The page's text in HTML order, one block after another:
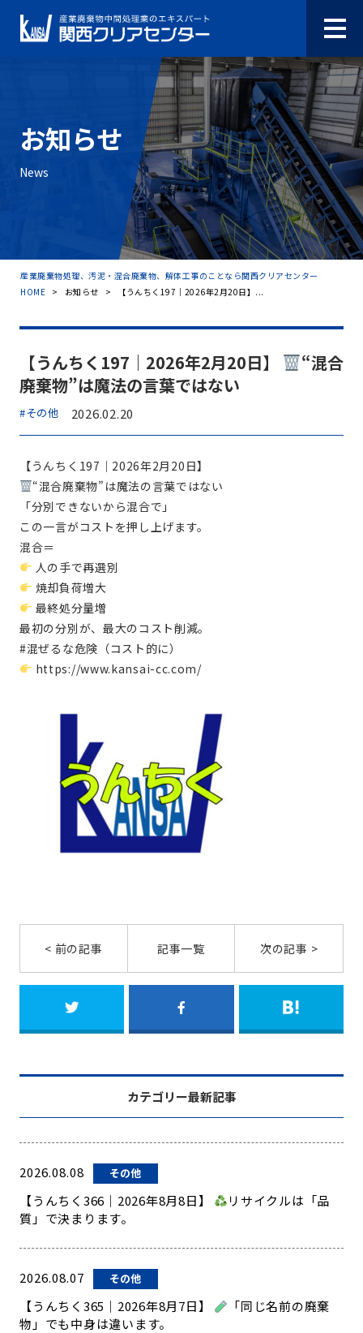
お知らせ
News
産業廃棄物処理、汚泥・混合廃棄物、解体工事のことなら関西クリアセンター
HOME > お知らせ > 【うんちく197｜2026年2月20日】...
【うんちく197｜2026年2月20日】
“混合
廃棄物”は魔法の言葉ではない
#その他 2026.02.20
【うんちく197｜2026年2月20日】
“混合廃棄物”は魔法の言葉ではない
「分別できないから混合で」
この一言がコストを押し上げます。
混合＝
人の手で再選別
焼却負荷増大
最終処分量増
最初の分別が、最大のコスト削減。
#混ぜるな危険（コスト的に）
https://www.kansai-cc.com/
< 前の記事 記事一覧 次の記事 >
カテゴリー最新記事
2026.08.08 その他
【うんちく366｜2026年8月8日】
リサイクルは「品
質」で決まります。
2026.08.07 その他
【うんちく365｜2026年8月7日】
「同じ名前の廃棄
物」でも中身は違います。